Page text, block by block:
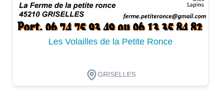
Les Volailles de la Petite Ronce
GRISELLES